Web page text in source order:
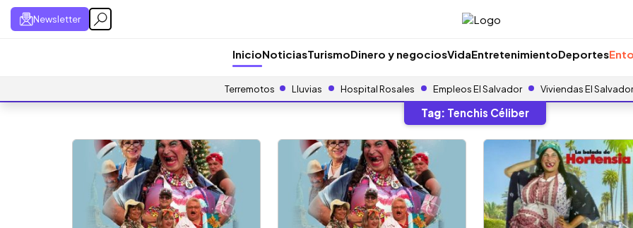
Newsletter
InicioNoticiasTurismoDinero y negociosVidaEntretenimientoDeportes
Terremotos Lluvias Hospital Rosales Empleos El Salvador Viviendas El Salvador
Tag: Tenchis Céliber